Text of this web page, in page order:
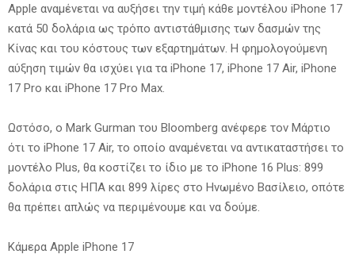
Apple αναμένεται να αυξήσει την τιμή κάθε μοντέλου iPhone 17
κατά 50 δολάρια ως τρόπο αντιστάθμισης των δασμών της
Κίνας και του κόστους των εξαρτημάτων. Η φημολογούμενη
αύξηση τιμών θα ισχύει για τα iPhone 17, iPhone 17 Air, iPhone
17 Pro και iPhone 17 Pro Max.
Ωστόσο, ο Mark Gurman του Bloomberg ανέφερε τον Μάρτιο
ότι το iPhone 17 Air, το οποίο αναμένεται να αντικαταστήσει το
μοντέλο Plus, θα κοστίζει το ίδιο με το iPhone 16 Plus: 899
δολάρια στις ΗΠΑ και 899 λίρες στο Ηνωμένο Βασίλειο, οπότε
θα πρέπει απλώς να περιμένουμε και να δούμε.
Κάμερα Apple iPhone 17